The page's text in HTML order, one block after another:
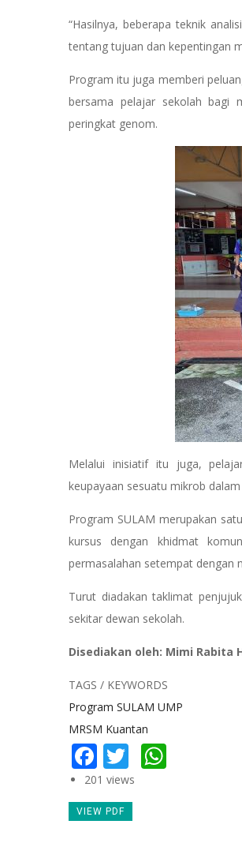
“Hasilnya, beberapa teknik
tentang tujuan dan kepentingan
Program itu juga memberi
bersama pelajar sekolah bagi
peringkat genom.
Melalui inisiatif itu juga,
keupayaan sesuatu mikrob
Program SULAM merupakan
kursus dengan khidmat
permasalahan setempat dengan
Turut diadakan taklimat
sekitar dewan sekolah.
Disediakan oleh: Mimi Rabita
TAGS / KEYWORDS
Program SULAM UMP
MRSM Kuantan
Facebook
Twitter
201 views
VIEW PDF